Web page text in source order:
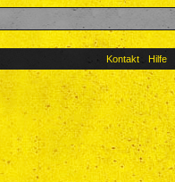
Kontakt Hilfe